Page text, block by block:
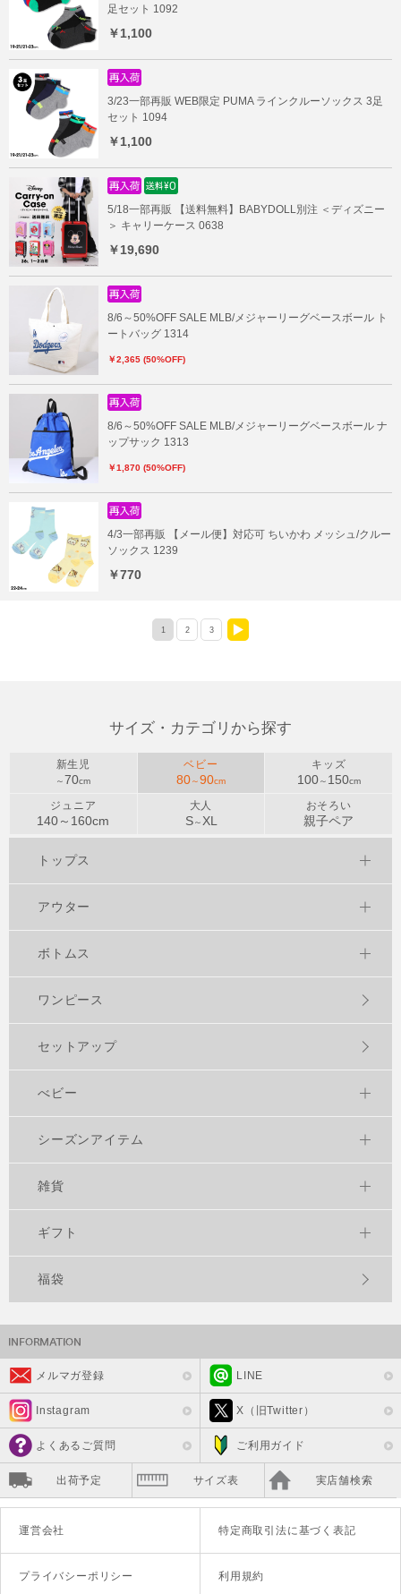
足セット 1092
￥1,100
3/23一部再販 WEB限定 PUMA ラインクルーソックス 3足
セット 1094
￥1,100
5/18一部再販 【送料無料】BABYDOLL別注 ＜ディズニー
＞ キャリーケース 0638
￥19,690
8/6～50%OFF SALE MLB/メジャーリーグベースボール ト
ートバッグ 1314
￥2,365 (50%OFF)
8/6～50%OFF SALE MLB/メジャーリーグベースボール ナ
ップサック 1313
￥1,870 (50%OFF)
4/3一部再販 【メール便】対応可 ちいかわ メッシュ/クルー
ソックス 1239
￥770
1 2 3
サイズ・カテゴリから探す
新生児
～ 70cm
ベビー
80～90cm
キッズ
100～ 150cm
ジュニア
140～ 160cm
大人
S～ XL
おそろい
親子ペア
トップス
アウター
ボトムス
ワンピース
セットアップ
べビー
シーズンアイテム
雑貨
ギフト
福袋
メルマガ登録 LINE
Instagram X（旧Twitter）
よくあるご質問 ご利用ガイド
出荷予定 サイズ表 実店舗検索
運営会社 特定商取引法に基づく表記
プライバシーポリシー 利用規約